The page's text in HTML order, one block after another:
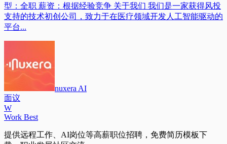
型：全职 薪资：根据经验竞争 关于我们 我们是一家获得风投
支持的技术初创公司，致力于在医疗领域开发人工智能驱动的
平台...
nuxera AI
面议
W
Work Best
提供远程工作、AI岗位等高薪职位招聘，免费简历模板下